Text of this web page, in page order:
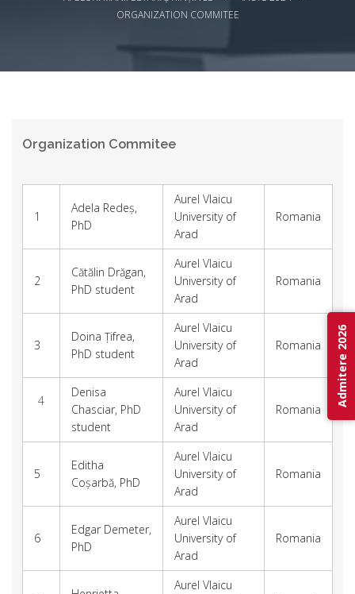
ORGANIZATION COMMITEE
Organization Commitee
1
Adela Redeș,
PhD
Aurel Vlaicu
University of
Arad
Romania
2
Cătălin Drăgan,
PhD student
Aurel Vlaicu
University of
Arad
Romania
3
Doina Țifrea,
PhD student
Aurel Vlaicu
University of
Arad
Romania
4
Denisa
Chasciar, PhD
student
Aurel Vlaicu
University of
Arad
Romania
5
Editha
Coșarbă, PhD
Aurel Vlaicu
University of
Arad
Romania
6
Edgar Demeter,
PhD
Aurel Vlaicu
University of
Arad
Romania
Aurel Vlaicu
Admitere 2026